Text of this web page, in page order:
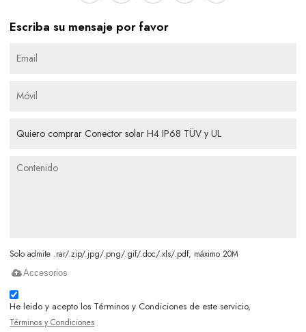
Escriba su mensaje por favor
Solo admite .rar/.zip/.jpg/.png/.gif/.doc/.xls/.pdf, máximo 20M
Accesorios
He leido y acepto los Términos y Condiciones de este servicio,
Términos y Condiciones